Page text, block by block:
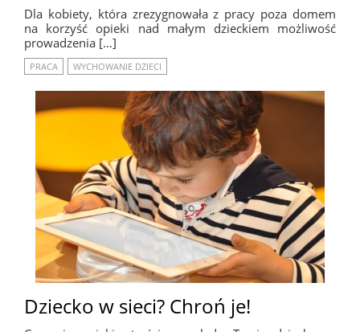
Dla kobiety, która zrezygnowała z pracy poza domem
na korzyść opieki nad małym dzieckiem możliwość
prowadzenia […]
PRACA WYCHOWANIE DZIECI
Dziecko w sieci? Chroń je!